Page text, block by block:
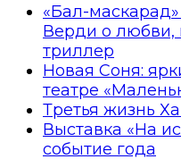
«Бал-
Верди о любви,
триллер
Новая Соня:
театре
Третья жизнь
Выставка «На
событие года